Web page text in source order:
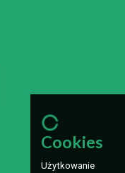
Cookies
Użytkowanie